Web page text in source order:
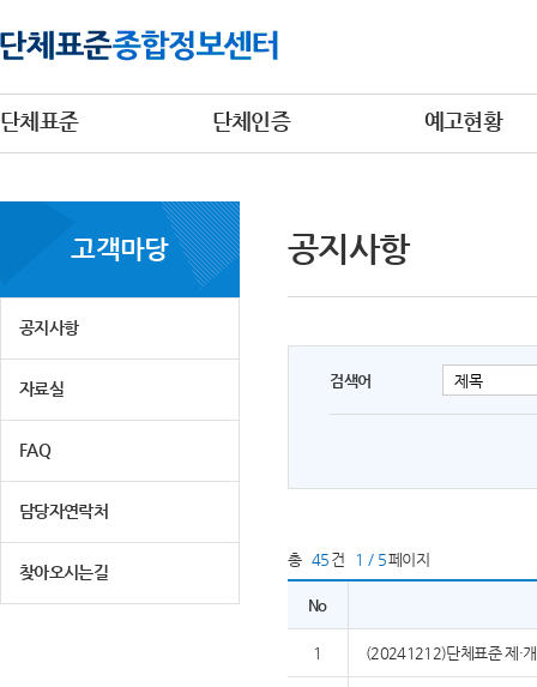
단체표준 단체인증 예고현황
고객마당
공지사항
자료실
FAQ
담당자연락처
찾아오시는길
공지사항
검색어
총 45 건 1 / 5페이지
No
1 (20241212)단체표준 제·